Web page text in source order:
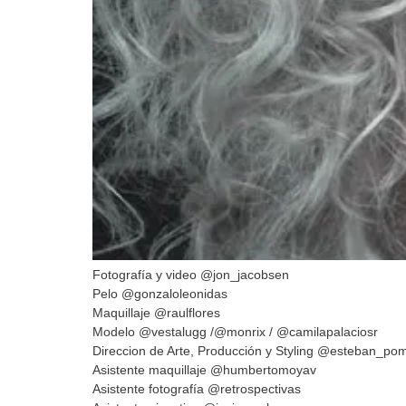
Fotografía y video @jon_jacobsen
Pelo @gonzaloleonidas
Maquillaje @raulflores
Modelo @vestalugg /@monrix / @camilapalaciosr
Direccion de Arte, Producción y Styling
Asistente maquillaje @humbertomoyav
Asistente fotografía @retrospectivas